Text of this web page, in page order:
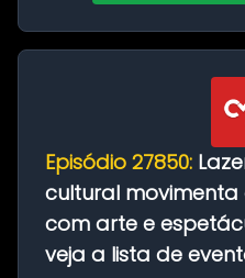
Episódio 27850:
cultural movimenta
com arte e
veja a lista de